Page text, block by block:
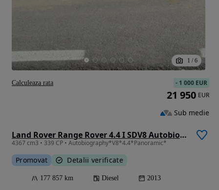
1 / 6
Land Rover Range Rover 4.4 I SDV8 Autobiography
4367 cm3 • 339 CP • Autobiography*V8*4.4*Panoramic*
Promovat Detalii verificate
177 857 km Diesel 2013
- 1 000 EUR
21 950 EUR
Sub medie
Calculeaza rata